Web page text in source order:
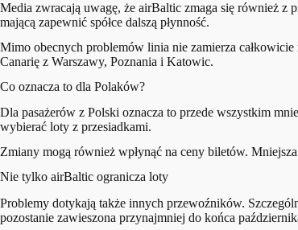
Media zwracają uwagę, że airBaltic zmaga się również z
mającą zapewnić spółce dalszą płynność.
Mimo obecnych problemów linia nie zamierza
Canarię z Warszawy, Poznania i Katowic.
Co oznacza to dla Polaków?
Dla pasażerów z Polski oznacza to przede wszystkim
wybierać loty z przesiadkami.
Zmiany mogą również wpłynąć na ceny biletów.
Nie tylko airBaltic ogranicza loty
Problemy dotykają także innych przewoźników.
pozostanie zawieszona przynajmniej do końca